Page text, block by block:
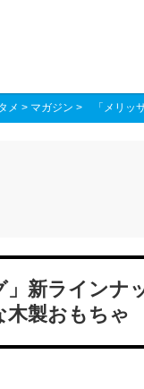
メ > マガジン > 「メリ
」新ラインナ
木製おもちゃ